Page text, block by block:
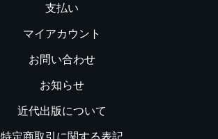
支払い
マイアカウント
お問い合わせ
お知らせ
近代出版について